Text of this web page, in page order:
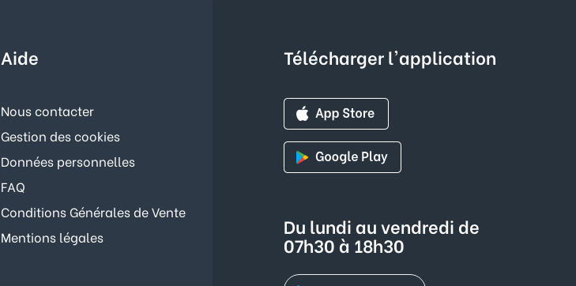
Aide
Nous contacter
Gestion des cookies
Données personnelles
FAQ
Conditions Générales de Vente
Mentions légales
Télécharger l'application
Du lundi au vendredi de
07h30 à 18h30